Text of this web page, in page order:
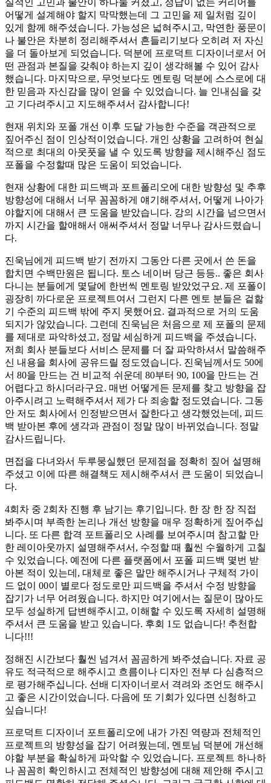
실적인 고민과 불안이 하나둘 커졌고, 정답이 없는 커리어를
어떻게 설계해야 할지 막막했는데 그 고민을 제 일처럼 깊이
있게 함께 해주셨습니다. 가능성은 넓혀주시고, 막연한 풍문이
나 불안은 차분히 정리해주셔서 흔들리기보다 오히려 저 자신
을 더 돌아보게 되었습니다. 덕분에 프로덕트 디자이너로서 어
떤 관점과 본질을 갖춰야 하는지 깊이 생각해볼 수 있어 감사
했습니다. 마지막으로, 무엇보다도 멘토링 덕분에 스스로에 대
한 믿음과 자신감을 많이 얻을 수 있었습니다. 늘 인내심을 갖
고 기다려주시고 지도해주셔서 감사합니다!
현재 위치와 포폴 개선 이후 도달 가능한 수준을 객관적으로
짚어주신 점이 인상적이었습니다. 개인 상황을 고려하여 현실
적으로 최대의 아웃풋을 낼 수 있도록 방향을 제시해주신 점도
포폴을 수정할때 많은 도움이 되었습니다.
현재 상황에 대한 피드백과 포트폴리오에 대한 방향성 및 추후
방향성에 대해서 너무 꼼꼼하게 얘기해주셔서, 어떻게 나아가
야할지에 대해서 큰 도움을 받았습니다. 강의 시간을 넘으면서
까지 시간을 할애해서 애써주셔서 정말 너무나 감사드렸습니
다.
진욱님에게 피드백 받기 전까지 그동안 다른 곳에서 쓴 돈을
합치면 수백만원은 됩니다. 토스 네이버 당근 등등.. 좋은 회사
다니는 분들에게 몇달에 한번씩 멘토링 받았었구요. 제 포폴이
굉장히 까다로운 프로젝트여서 그런지 다른 멘토 분들은 겉핧
기 수준의 피드백 밖에 주지 못했어요. 결과적으로 거의 도움
되지가 않았습니다. 그런데 진욱님은 처음으로 제 포폴의 문제
를 제대로 파악하셨고, 정말 세심하게 피드백을 주셨습니다.
저희 회사 분들보다 서비스 문제를 더 잘 파악하셔서 말씀해주
신 내용을 회사에 공유드릴 정도였습니다. 진욱님께서도 50에
서 80을 만드는 건 비교적 쉬운데 80부터 90, 100을 만드는 건
어렵다고 하시더라구요. 매번 어떻게든 문제를 찾고 방향을 잡
아주시려고 노력해주셔서 제가 다 죄송할 정도였습니다. 그동
안 저도 회사에서 인정받으면서 잘한다고 생각했었는데, 피드
백 받아본 후에 생각과 관점이 정말 많이 바뀌었습니다. 정말
감사드립니다.
면접을 다녀와서 두루뭉실했던 문제점을 정확히 짚어 설명해
주셨고 이에 따른 해결책도 제시해주셔서 큰 도움이 되었습니
다.
4회차 중 2회차 진행 후 남기는 후기입니다. 한 장 한 장 직접
봐주시며 부족한 논리나 개선 방향을 매우 정확하게 짚어주십
니다. 또 다른 합격 포트폴리오 사례를 보여주시며 참고할 만
한 레이아웃까지 설명해주셔서, 수정할 때 훨씬 수월하게 고칠
수 있었습니다. 예전에 다른 플랫폼에서 포폴 피드백 몇번 받
아본 적이 있는데, 대체로 좋은 말만 해주시거나 구체적 가이
드 없이 00이 별로다 정도로만 피드백을 주셔서 수정 방향을
잡기가 너무 어려웠습니다. 하지만 여기에서는 질문이 많아도
모두 성실하게 답변해주시고, 이해할 수 있도록 자세히 설명해
주셔서 큰 도움을 받고 있습니다. 후회 1도 없습니다! 추천합
니다!!!
정해진 시간보다 훨씬 넘겨서 꼼곰하게 봐주셨습니다. 자료 공
유도 적극적으로 해주시고 흐름이나 디자인 전부 다 심층적으
로 평가해주십니다. 선배 디자이너로서 격려와 조언도 해주시
고 좋은 시간이었습니다. 다음에 또 기회가 있다면 신청하고
싶습니다!
프로덕트 디자이너 포트폴리오에 내가 가진 역량과 전체적인
프로젝트의 방향성을 잡기 어려웠는데, 멘토님 덕분에 개선해
야할 부분을 확실하게 파악할 수 있었습니다. 프로젝트 하나하
나 꼼꼼히 확인하시고 전체적인 방향성에 대해 제안해 주시고